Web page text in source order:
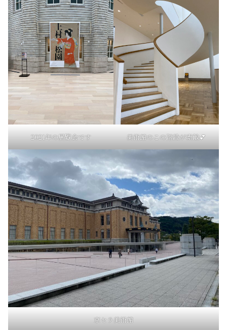
2021年の展覧会です 美術館のこの階段が素敵💕
京セラ美術館